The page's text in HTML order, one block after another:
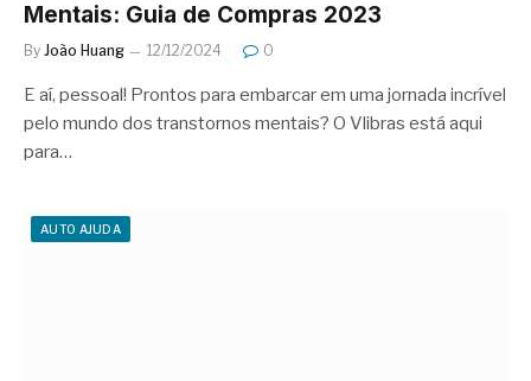
Mentais: Guia de Compras 2023
By João Huang 12/12/2024 0
E aí, pessoal! Prontos para embarcar em uma jornada incrível
pelo mundo dos transtornos mentais? O Vlibras está aqui
para…
AUTO AJUDA